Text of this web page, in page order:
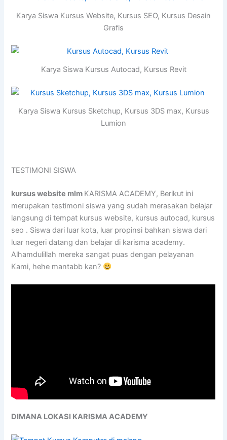
Karya Siswa Kursus Website, Kursus SEO, Kursus Desain
Grafis
Karya Siswa Kursus Autocad, Kursus Revit
Karya Siswa Kursus Sketchup, Kursus 3DS max, Kursus
Lumion
TESTIMONI SISWA
kursus website mlm KARISMA ACADEMY, Berikut ini
merupakan testimoni siswa yang sudah merasakan belajar
langsung di tempat kursus website, kursus autocad, kursus
seo . Siswa dari luar kota, luar propinsi bahkan siswa dari
luar negeri datang dan belajar di karisma academy.
Alhamdulillah mereka sangat puas dengan pelayanan
Kami, hehe mantabb kan?
DIMANA LOKASI KARISMA ACADEMY